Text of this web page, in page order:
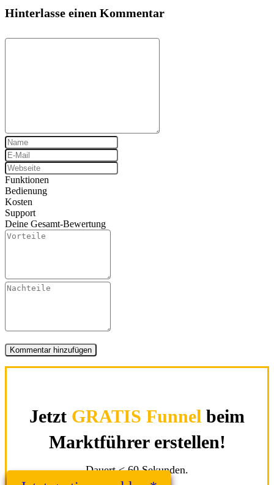
Hinterlasse einen Kommentar
Funktionen
Bedienung
Kosten
Support
Deine Gesamt-Bewertung
Jetzt GRATIS Funnel beim
Marktführer erstellen!
Dauert < 60 Sekunden.